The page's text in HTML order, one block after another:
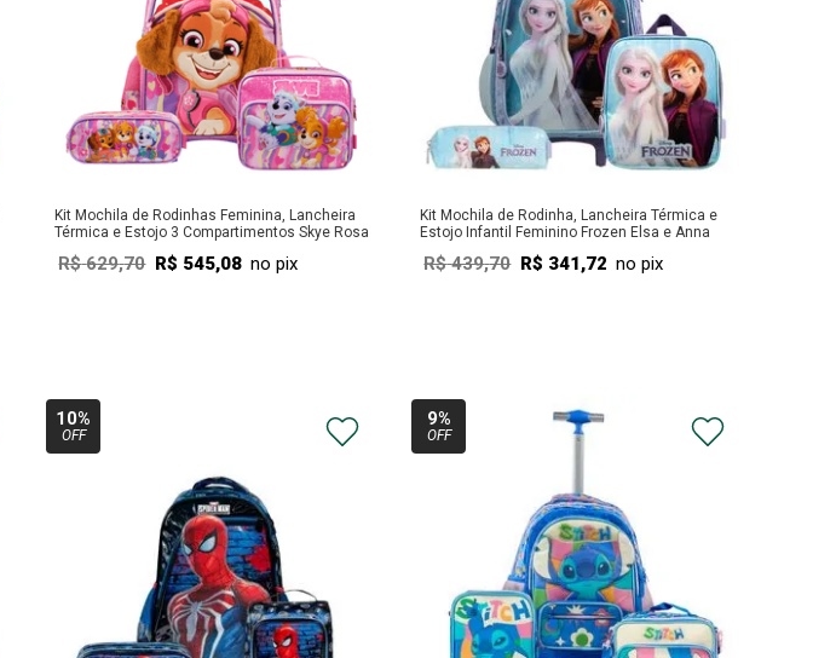
Kit Mochila de Rodinhas Feminina, Lancheira
Térmica e Estojo 3 Compartimentos Skye Rosa
R$ 629,70 R$ 545,08 no pix
Kit Mochila de Rodinha, Lancheira Térmica e
Estojo Infantil Feminino Frozen Elsa e Anna
R$ 439,70 R$ 341,72 no pix
10% 9%